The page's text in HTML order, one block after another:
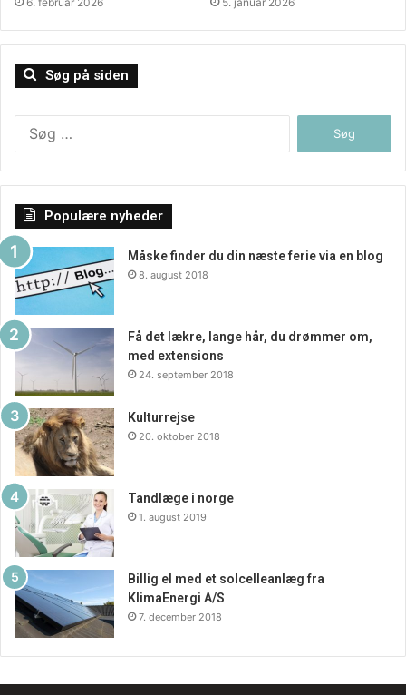
Søg på siden
Populære nyheder
Måske finder du din næste ferie via en blog
8. august 2018
Få det lækre, lange hår, du drømmer om,
med extensions
24. september 2018
Kulturrejse
20. oktober 2018
Tandlæge i norge
1. august 2019
Billig el med et solcelleanlæg fra
KlimaEnergi A/S
7. december 2018